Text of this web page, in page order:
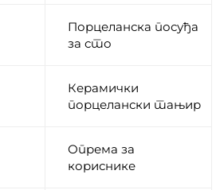
Порцеланска посуђа
за сто
Керамички
порцелански тањир
Опрема за
кориснике